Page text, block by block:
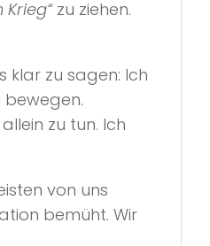
zu ziehen.
klar zu sagen: Ich
bewegen.
zu tun. Ich
von uns
bemüht. Wir